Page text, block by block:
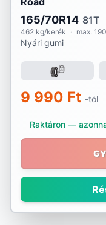
165/70R14 81T
462 kg/kerék · max.
Nyári gumi
9 990 Ft -tól
Raktáron —